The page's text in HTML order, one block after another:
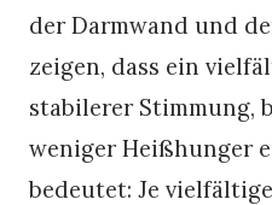
der Darmwand und
zeigen, dass ein
stabilerer Stimmung,
weniger Heißhunger
bedeutet: Je